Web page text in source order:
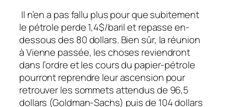
Il n’en a pas fallu plus pour que subitement
le pétrole perde 1,4$/baril et repasse en-
dessous des 80 dollars. Bien sûr, la réunion
à Vienne passée, les choses reviendront
dans l’ordre et les cours du papier-pétrole
pourront reprendre leur ascension pour
retrouver les sommets attendus de 96,5
dollars (Goldman-Sachs) puis de 104 dollars